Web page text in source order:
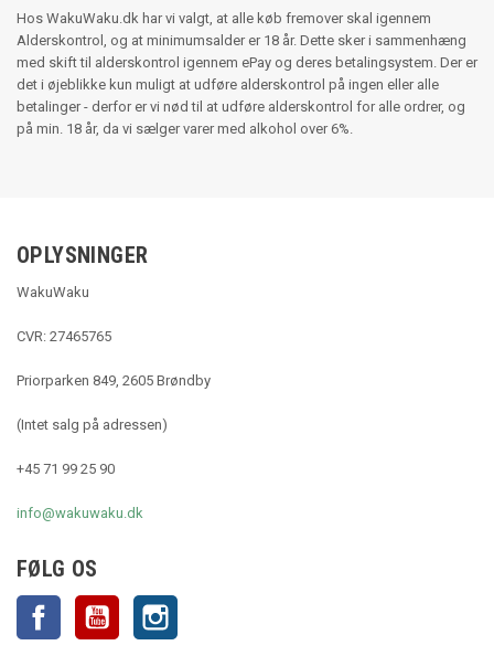
Hos WakuWaku.dk har vi valgt, at alle køb fremover skal igennem
Alderskontrol, og at minimumsalder er 18 år. Dette sker i sammenhæng
med skift til alderskontrol igennem ePay og deres betalingsystem. Der er
det i øjeblikke kun muligt at udføre alderskontrol på ingen eller alle
betalinger - derfor er vi nød til at udføre alderskontrol for alle ordrer, og
på min. 18 år, da vi sælger varer med alkohol over 6%.
OPLYSNINGER
WakuWaku
CVR: 27465765
Priorparken 849, 2605 Brøndby
(Intet salg på adressen)
+45 71 99 25 90
info@wakuwaku.dk
FØLG OS
Facebook YouTube